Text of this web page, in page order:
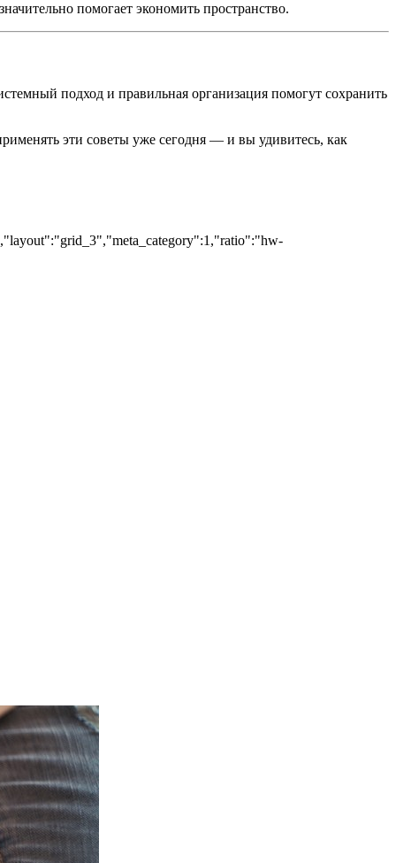
помогает экономить пространство.
подход и правильная организация помогут сохранить
эти советы уже сегодня — и вы удивитесь, как